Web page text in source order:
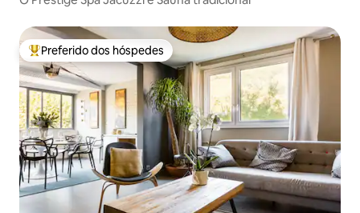
Entre os melhores preferidos dos hóspedes
Preferido dos hóspedes